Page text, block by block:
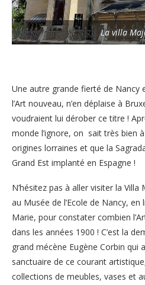
La villa
Une autre grande fierté de Nancy
l’Art nouveau, n’en déplaise à
voudraient lui dérober ce titre !
monde l’ignore, on sait très bien
origines lorraines et que la
Grand Est implanté en Espagne !
N’hésitez pas à aller visiter la
au Musée de l’Ecole de Nancy,
Marie, pour constater combien
dans les années 1900 ! C’est la
grand mécène Eugène Corbin qui
sanctuaire de ce courant
collections de meubles, vases et